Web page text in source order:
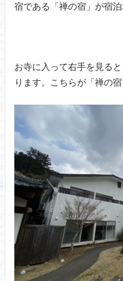
宿である「禅の宿」が宿泊
お寺に入って右手を見る
ります。こちらが「禅の宿